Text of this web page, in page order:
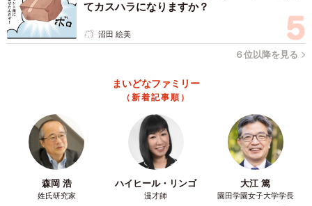
てカスハラになりますか？
沼田 絵美
６位以降を見る
まいどなファミリー
（新着記事順）
森岡 浩
姓氏研究家
ハイヒール・リンゴ
漫才師
大江 篤
園田学園女子大学学長